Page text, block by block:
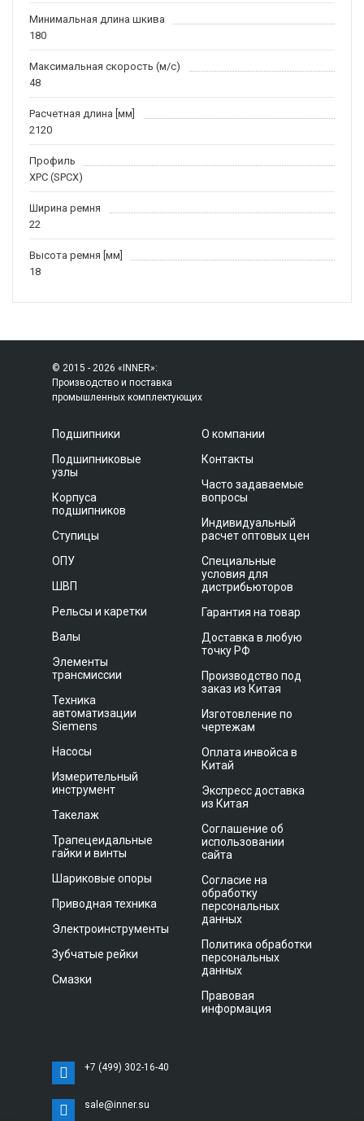
Минимальная длина шкива
180
Максимальная скорость (м/c)
48
Расчетная длина [мм]
2120
Профиль
XPC (SPCX)
Ширина ремня
22
Высота ремня [мм]
18
© 2015 - 2026 «INNER»:
Производство и поставка
промышленных комплектующих
Подшипники
Подшипниковые
узлы
Корпуса
подшипников
Ступицы
ОПУ
ШВП
Рельсы и каретки
Валы
Элементы
трансмиссии
Техника
автоматизации
Siemens
Насосы
Измерительный
инструмент
Такелаж
Трапецеидальные
гайки и винты
Шариковые опоры
Приводная техника
Электроинструменты
Зубчатые рейки
Смазки
О компании
Контакты
Часто задаваемые
вопросы
Индивидуальный
расчет оптовых цен
Специальные
условия для
дистрибьюторов
Гарантия на товар
Доставка в любую
точку РФ
Производство под
заказ из Китая
Изготовление по
чертежам
Оплата инвойса в
Китай
Экспресс доставка
из Китая
Соглашение об
использовании
сайта
Согласие на
обработку
персональных
данных
Политика обработки
персональных
данных
Правовая
информация
+7 (499) 302-16-40
sale@inner.su